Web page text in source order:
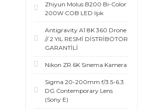
Zhiyun Molus B200 Bi-Color
200W COB LED Işık
Antigravity A1 8K 360 Drone
// 2 YIL RESMİ DİSTRİBÖTÖR
GARANTİLİ
Nikon ZR 6K Sinema Kamera
Sigma 20-200mm f/3.5-6.3
DG Contemporary Lens
(Sony E)